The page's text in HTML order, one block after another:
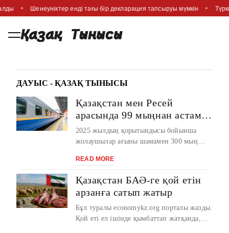
Шенеуніктер енді тағы бір декларация тапсыруы мүмкін
ДАУЫС - ҚАЗАҚ ТЫНЫСЫ
Қазақстан мен Ресей
арасында 99 мыңнан астам
жолаушы қатынады
2025 жылдың қорытындысы бойынша
жолаушылар ағыны шамамен 300 мың
арасын ...
READ MORE
Қазақстан БАӘ-ге қой етін
арзанға сатып жатыр
Бұл туралы economykz.org порталы жазды.
Қой еті ел ішінде қымбаттап жатқанда,